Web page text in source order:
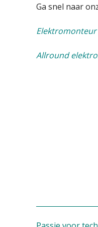
Ga snel naar
Elektromonteur
Allround